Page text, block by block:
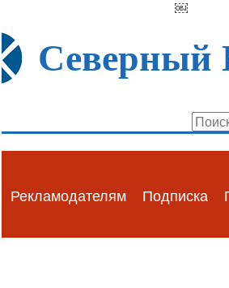
￼
Северный
Рекламодателям Подписка